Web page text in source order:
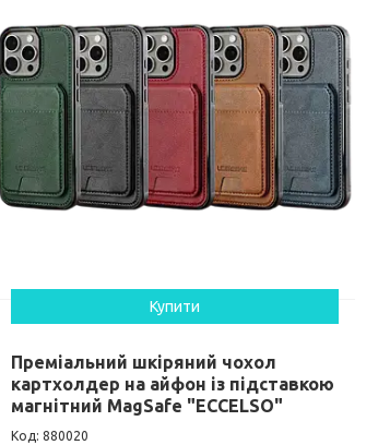
Купити
Преміальний шкіряний чохол
картхолдер на айфон із підставкою
магнітний MagSafe "ECCELSO"
880020